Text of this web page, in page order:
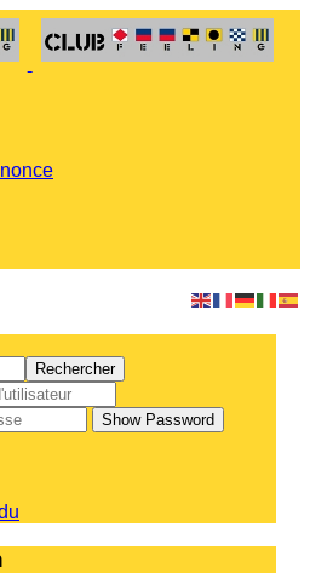
Rechercher
Show Password